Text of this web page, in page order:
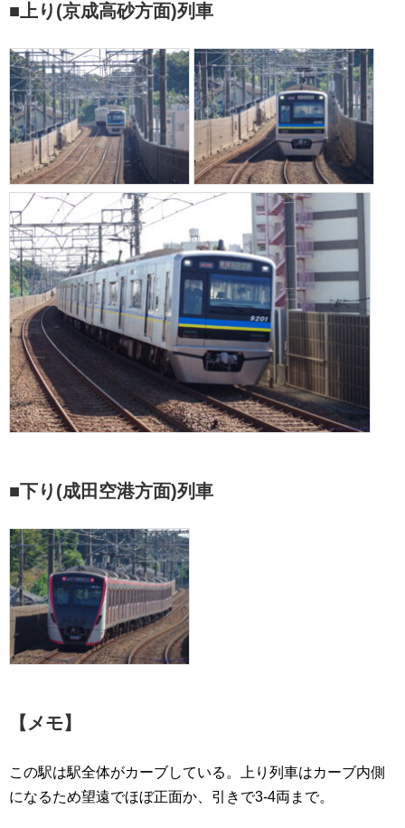
■上り(京成高砂方面)列車
■下り(成田空港方面)列車
【メモ】
この駅は駅全体がカーブしている。上り列車はカーブ内側
になるため望遠でほぼ正面か、引きで3-4両まで。